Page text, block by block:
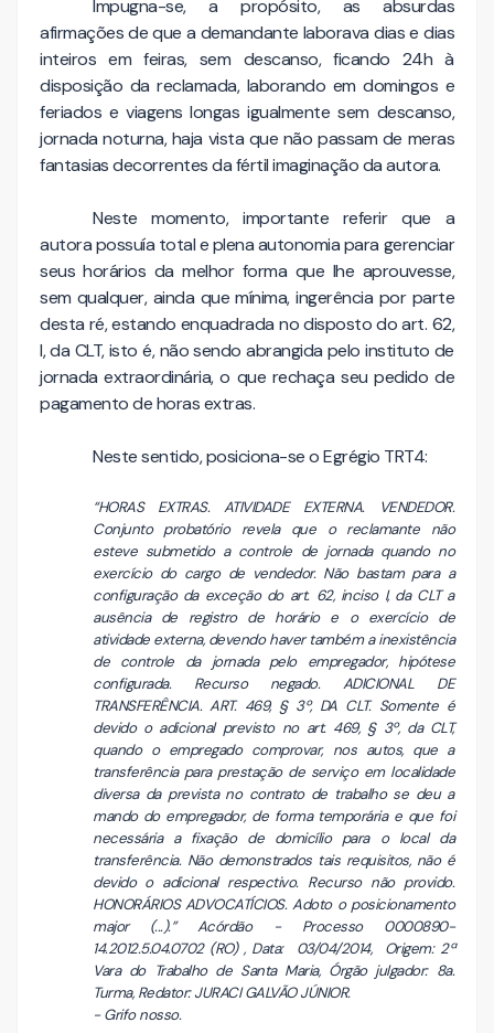
Impugna-se, a propósito, as absurdas
afirmações de que a demandante laborava dias e dias
inteiros em feiras, sem descanso, ficando 24h à
disposição da reclamada, laborando em domingos e
feriados e viagens longas igualmente sem descanso,
jornada noturna, haja vista que não passam de meras
fantasias decorrentes da fértil imaginação da autora.
Neste momento, importante referir que a
autora possuía total e plena autonomia para gerenciar
seus horários da melhor forma que lhe aprouvesse,
sem qualquer, ainda que mínima, ingerência por parte
desta ré, estando enquadrada no disposto do art. 62,
I, da CLT, isto é, não sendo abrangida pelo instituto de
jornada extraordinária, o que rechaça seu pedido de
pagamento de horas extras.
Neste sentido, posiciona-se o Egrégio TRT4:
“HORAS EXTRAS. ATIVIDADE EXTERNA. VENDEDOR.
Conjunto probatório revela que o reclamante não
esteve submetido a controle de jornada quando no
exercício do cargo de vendedor. Não bastam para a
configuração da exceção do art. 62, inciso I, da CLT a
ausência de registro de horário e o exercício de
atividade externa, devendo haver também a inexistência
de controle da jornada pelo empregador, hipótese
configurada. Recurso negado. ADICIONAL DE
TRANSFERÊNCIA. ART. 469, § 3º, DA CLT. Somente é
devido o adicional previsto no art. 469, § 3º, da CLT,
quando o empregado comprovar, nos autos, que a
transferência para prestação de serviço em localidade
diversa da prevista no contrato de trabalho se deu a
mando do empregador, de forma temporária e que foi
necessária a fixação de domicílio para o local da
transferência. Não demonstrados tais requisitos, não é
devido o adicional respectivo. Recurso não provido.
HONORÁRIOS ADVOCATÍCIOS. Adoto o posicionamento
major (...).” Acórdão - Processo 0000890-
14.2012.5.04.0702 (RO) , Data: 03/04/2014, Origem: 2ª
Vara do Trabalho de Santa Maria, Órgão julgador: 8a.
Turma, Redator: JURACI GALVÃO JÚNIOR.
- Grifo nosso.